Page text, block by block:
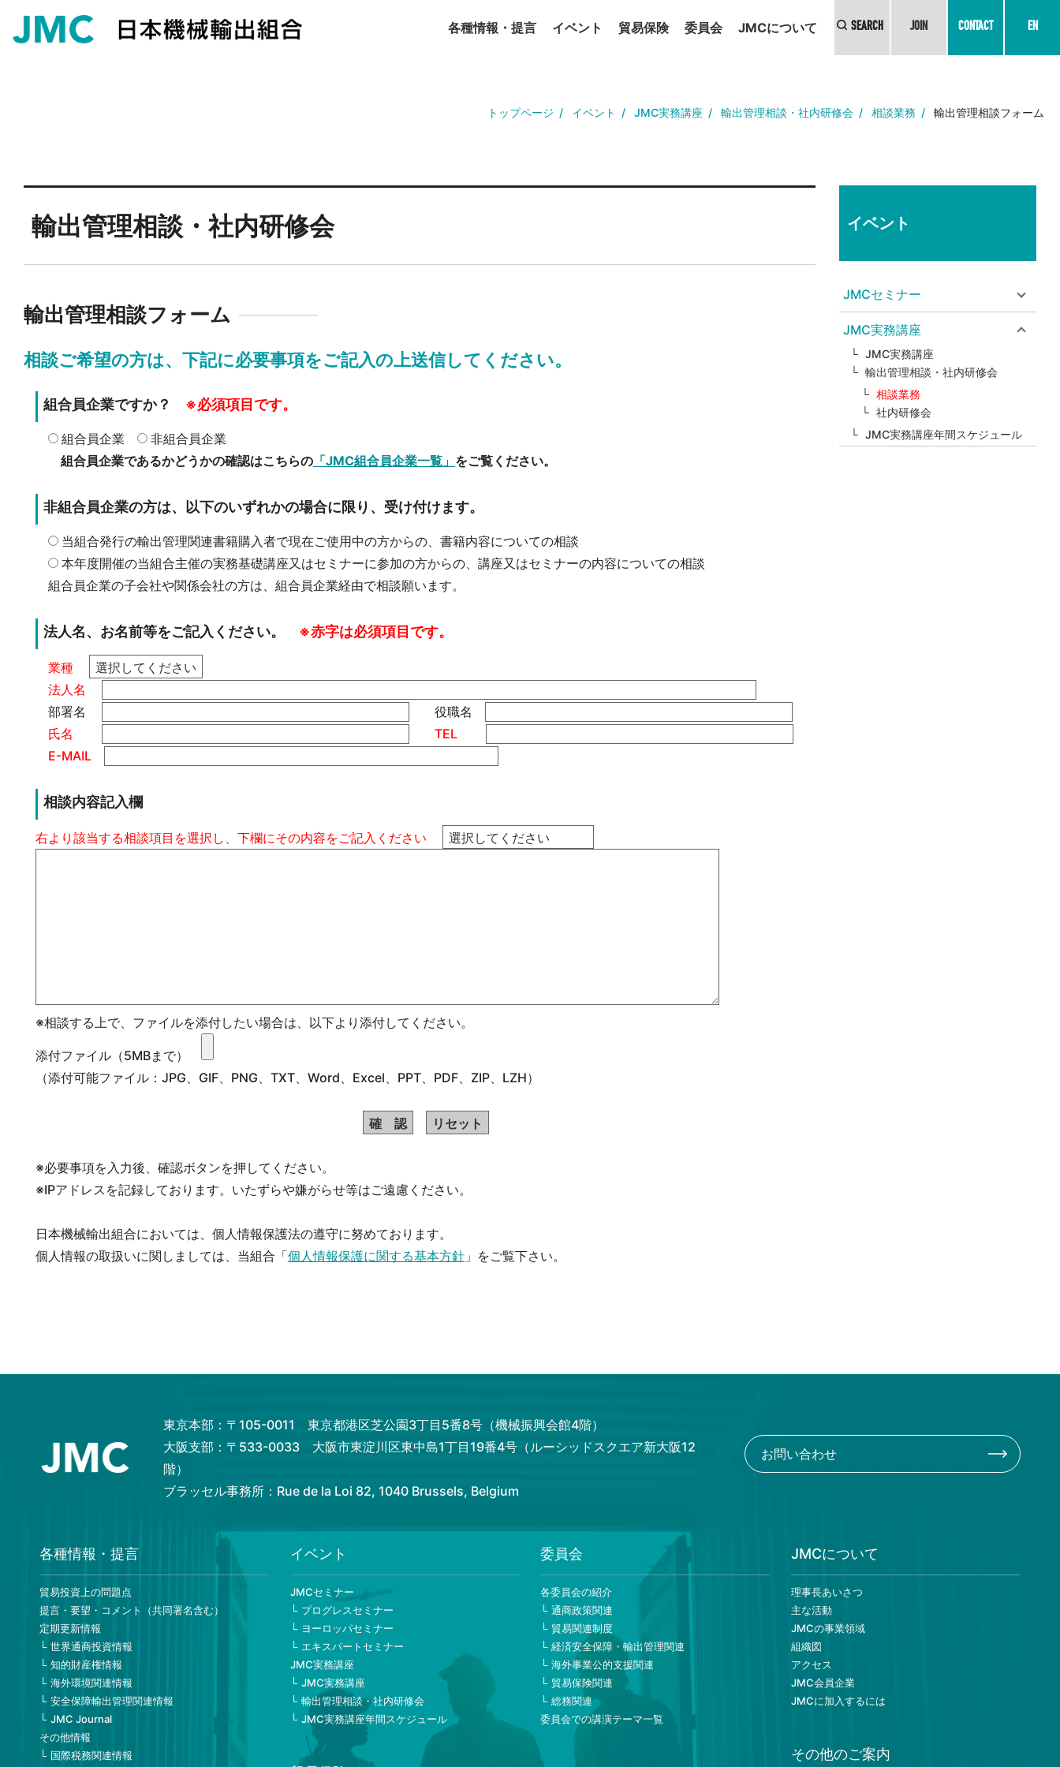
各種情報・提言 イベント 貿易保険 委員会 JMCについて SEARCH JOIN CONTACT EN
トップページ イベント JMC実務講座 輸出管理相談・社内研修会 相談業務 輸出管理相談フォーム
輸出管理相談・社内研修会
輸出管理相談フォーム
相談ご希望の方は、下記に必要事項をご記入の上送信してください。
組合員企業ですか？ ※必須項目です。
組合員企業
非組合員企業
組合員企業であるかどうかの確認はこちらの 「JMC組合員企業一覧」 をご覧ください。
非組合員企業の方は、以下のいずれかの場合に限り、受け付けます。
当組合発行の輸出管理関連書籍購入者で現在ご使用中の方からの、書籍内容についての相談
本年度開催の当組合主催の実務基礎講座又はセミナーに参加の方からの、講座又はセミナーの内容についての相談
組合員企業の子会社や関係会社の方は、組合員企業経由で相談願います。
法人名、お名前等をご記入ください。 ※赤字は必須項目です。
業種
法人名
部署名
役職名
氏名
TEL
E-MAIL
相談内容記入欄
右より該当する相談項目を選択し、下欄にその内容をご記入ください
※相談する上で、ファイルを添付したい場合は、以下より添付してください。
添付ファイル（5MBまで）
（添付可能ファイル：JPG、GIF、PNG、TXT、Word、Excel、PPT、PDF、ZIP、LZH）
※必要事項を入力後、確認ボタンを押してください。
※IPアドレスを記録しております。いたずらや嫌がらせ等はご遠慮ください。
日本機械輸出組合においては、個人情報保護法の遵守に努めております。
個人情報の取扱いに関しましては、当組合「個人情報保護に関する基本方針 」をご覧下さい。
イベント
JMCセミナー
JMC実務講座
JMC実務講座
輸出管理相談・社内研修会
相談業務
社内研修会
JMC実務講座年間スケジュール
東京本部：〒105-0011 東京都港区芝公園3丁目5番8号（機械振興会館4階）
大阪支部：〒533-0033 大阪市東淀川区東中島1丁目19番4号（ルーシッドスクエア新大阪12
階）
ブラッセル事務所：Rue de la Loi 82, 1040 Brussels, Belgium
お問い合わせ
各種情報・提言
貿易投資上の問題点
提言・要望・コメント（共同署名含む）
定期更新情報
世界通商投資情報
知的財産権情報
海外環境関連情報
安全保障輸出管理関連情報
JMC Journal
その他情報
国際税務関連情報
イベント
JMCセミナー
プログレスセミナー
ヨーロッパセミナー
エキスパートセミナー
JMC実務講座
JMC実務講座
輸出管理相談・社内研修会
JMC実務講座年間スケジュール
委員会
各委員会の紹介
通商政策関連
貿易関連制度
経済安全保障・輸出管理関連
海外事業公的支援関連
貿易保険関連
総務関連
委員会での講演テーマ一覧
JMCについて
理事長あいさつ
主な活動
JMCの事業領域
組織図
アクセス
JMC会員企業
JMCに加入するには
その他のご案内